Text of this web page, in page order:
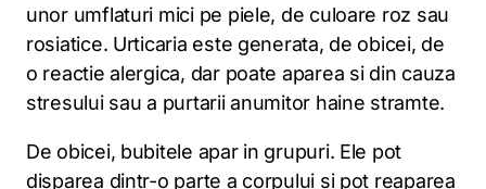
unor umflaturi mici pe piele, de culoare roz sau
rosiatice. Urticaria este generata, de obicei, de
o reactie alergica, dar poate aparea si din cauza
stresului sau a purtarii anumitor haine stramte.
De obicei, bubitele apar in grupuri. Ele pot
disparea dintr-o parte a corpului si pot reaparea